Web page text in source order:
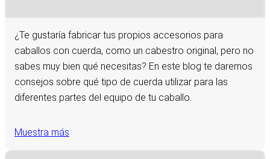
¿Te gustaría fabricar tus propios accesorios para
caballos con cuerda, como un cabestro original, pero no
sabes muy bien qué necesitas? En este blog te daremos
consejos sobre qué tipo de cuerda utilizar para las
diferentes partes del equipo de tu caballo.
Muestra más